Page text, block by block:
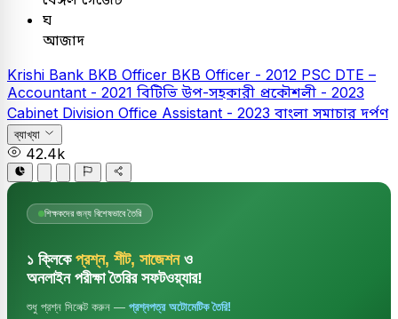
ঘ
আজাদ
Krishi Bank BKB Officer BKB Officer - 2012 PSC DTE –
Accountant - 2021 বিটিভি উপ-সহকারী প্রকৌশলী - 2023
Cabinet Division Office Assistant - 2023 বাংলা সমাচার দর্পণ
ব্যাখ্যা
42.4k
শিক্ষকদের জন্য বিশেষভাবে তৈরি
১ ক্লিকে প্রশ্ন, শীট, সাজেশনও
অনলাইন পরীক্ষা তৈরির সফটওয়্যার!
শুধু প্রশ্ন সিলেক্ট করুন — প্রশ্নপত্র অটোমেটিক তৈরি!